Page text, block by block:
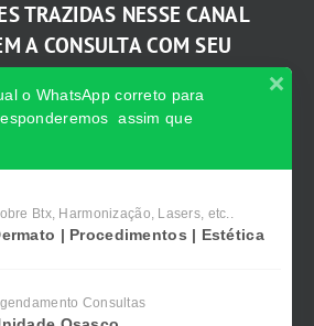
TRAZIDAS NESSE CANAL
A CONSULTA COM SEU
Redes Sociais da Clínica
o WhatsApp correto para
assim que
Btx, Harmonização, Lasers, etc..
| Procedimentos | Estética
Consultas